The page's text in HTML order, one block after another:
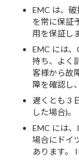
EMC は、
を常に保証
用を保証し
EMC には
持ち、よく
客様から故
障を確認し
遅くとも 3
した場合)。
EMC には
場合にドイ
あります。